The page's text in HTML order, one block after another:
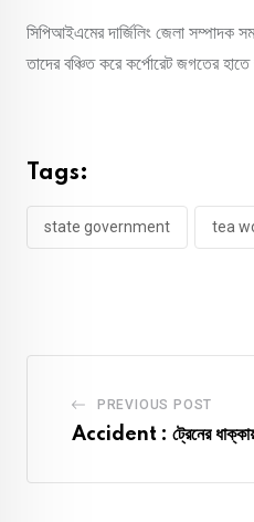
সিপিআইএমের দার্জিলিং জেলা সম্পাদক
তাদের বঞ্চিত করে কর্পোরেট জগতের
Tags:
state government tea
PREVIOUS POST
Accident : ট্রেনের